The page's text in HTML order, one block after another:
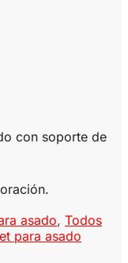
con soporte de
asado, Todos
para asado